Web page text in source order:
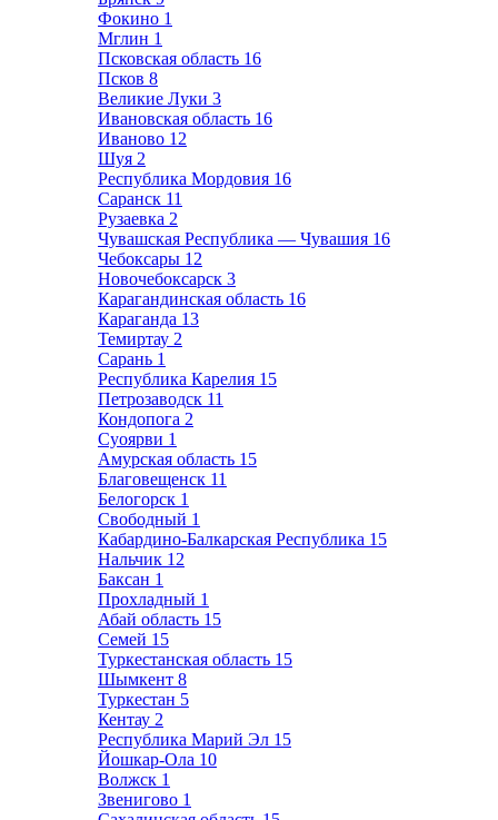
Фокино 1
Мглин 1
Псковская область 16
Псков 8
Великие Луки 3
Ивановская область 16
Иваново 12
Шуя 2
Республика Мордовия 16
Саранск 11
Рузаевка 2
Чувашская Республика — Чувашия 16
Чебоксары 12
Новочебоксарск 3
Карагандинская область 16
Караганда 13
Темиртау 2
Сарань 1
Республика Карелия 15
Петрозаводск 11
Кондопога 2
Суоярви 1
Амурская область 15
Благовещенск 11
Белогорск 1
Свободный 1
Кабардино-Балкарская Республика 15
Нальчик 12
Баксан 1
Прохладный 1
Абай область 15
Семей 15
Туркестанская область 15
Шымкент 8
Туркестан 5
Кентау 2
Республика Марий Эл 15
Йошкар-Ола 10
Волжск 1
Звенигово 1